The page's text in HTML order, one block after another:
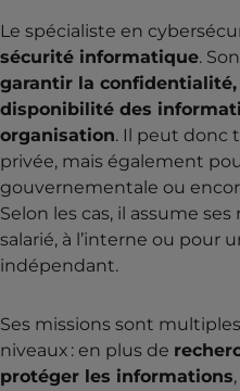
Le spécialiste en
sécurité informatique.
garantir la confidentialité,
disponibilité des
organisation. Il peut donc
privée, mais également
gouvernementale ou
Selon les cas, il assume
salarié, à l’interne ou pour
indépendant.
Ses missions sont
niveaux : en plus de
protéger les informations